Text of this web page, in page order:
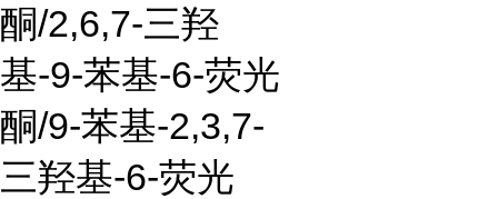
酮/2,6,7-三羟
基-9-苯基-6-荧光
酮/9-苯基-2,3,7-
三羟基-6-荧光